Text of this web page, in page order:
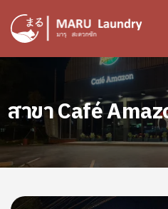
ข้ามไปยังเนื้อหาหลัก
สาขา Café